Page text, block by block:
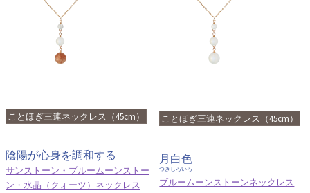
ことほぎ三連ネックレス（45cm）
陰陽が心身を調和する
サンストーン・ブルームーンストー
ン・水晶（クォーツ）ネックレス
ことほぎ三連ネックレス（45cm）
月白色
つきしろいろ
ブルームーンストーンネックレス